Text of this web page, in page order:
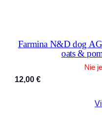
Farmina N&D dog
oats &
Nie
12,00 €